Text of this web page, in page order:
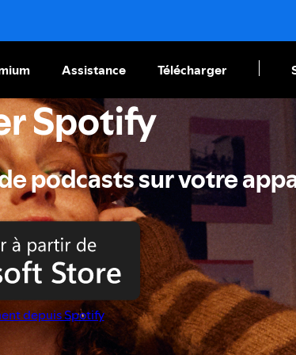
Assistance Télécharger
Spotify
podcasts sur votre
depuis Spotify